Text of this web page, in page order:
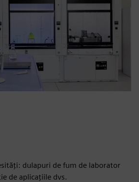
dulapuri de fum de laborator
de aplicațiile dvs.